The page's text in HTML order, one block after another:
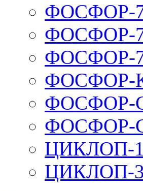
ФОСФОР-
ФОСФОР-
ФОСФОР-
ФОСФОР-
ФОСФОР-
ФОСФОР-
ЦИКЛОП-
ЦИКЛОП-